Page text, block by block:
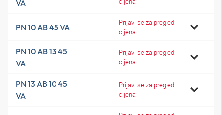
VA
PN 10 AB 45 VA
Prijavi se za pregled
cijena
PN 10 AB 13 45
VA
Prijavi se za pregled
cijena
PN 13 AB 10 45
VA
Prijavi se za pregled
cijena